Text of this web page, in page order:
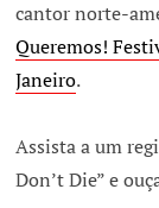
cantor norte-
Queremos!
Janeiro.
Assista a um
Don’t Die” e